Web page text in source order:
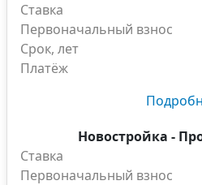
Ставка
Первоначальный взнос
Срок, лет
Платёж
Новостройка -
Ставка
Первоначальный взнос